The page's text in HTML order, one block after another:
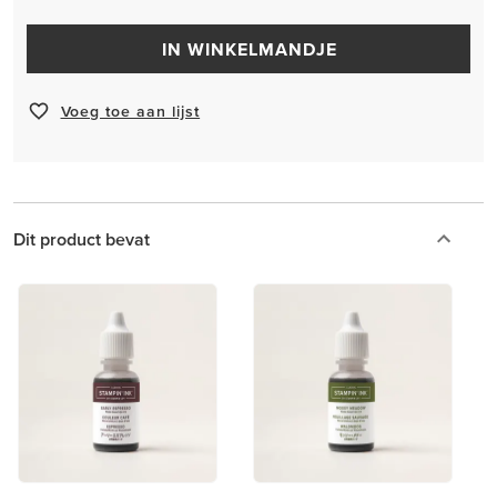
IN WINKELMANDJE
Voeg toe aan lijst
Dit product bevat